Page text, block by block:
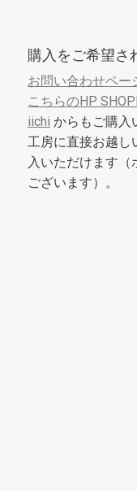
購入をご希望さ
お問い合わせペー
こちらのHP
iichi からもご購入
工房に直接お越し
入いただけます（
ございます）。